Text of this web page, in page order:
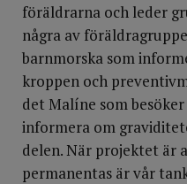
föräldrarna och leder
några av
barnmorska som
kroppen och
det Malíne som
informera om
delen. När projektet är
permanentas är vår